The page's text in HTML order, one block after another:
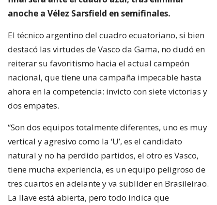
anoche a Vélez Sarsfield en semifinales.
El técnico argentino del cuadro ecuatoriano, si bien
destacó las virtudes de Vasco da Gama, no dudó en
reiterar su favoritismo hacia el actual campeón
nacional, que tiene una campaña impecable hasta
ahora en la competencia: invicto con siete victorias y
dos empates.
“Son dos equipos totalmente diferentes, uno es muy
vertical y agresivo como la ‘U’, es el candidato
natural y no ha perdido partidos, el otro es Vasco,
tiene mucha experiencia, es un equipo peligroso de
tres cuartos en adelante y va sublíder en Brasileirao.
La llave está abierta, pero todo indica que